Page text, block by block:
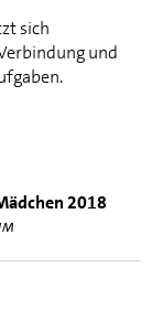
sich
und
2018